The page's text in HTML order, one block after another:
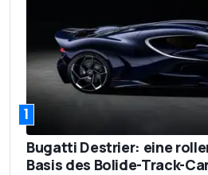
1
Bugatti Destrier: eine
Basis des Bolide-Track-